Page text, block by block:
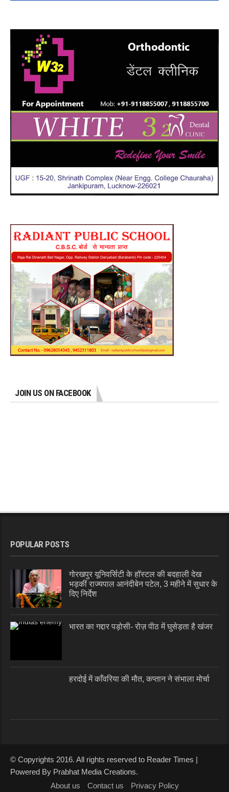
JOIN US ON FACEBOOK
POPULAR POSTS
गोरखपुर यूनिवर्सिटी के हॉस्टल की बदहाली देख
भड़कीं राज्यपाल आनंदीबेन पटेल, 3 महीने में सुधार के
दिए निर्देश
भारत का गद्दार पड़ोसी- रोज़ पीठ में घुसेड़ता है खंजर
हरदोई में काँवरिया की मौत, कप्तान ने संभाला मोर्चा
© Copyrights 2016. All rights reserved to Reader Times |
Powered By Prabhat Media Creations.
About us
Contact us Privacy Policy